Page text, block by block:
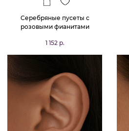
Серебряные пусеты с
розовыми фианитами
1 152 р.